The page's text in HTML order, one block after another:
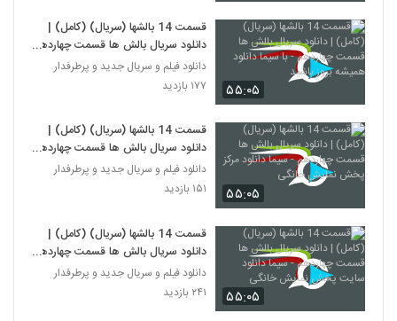
۵۵:۰۵
قسمت 14 بالشها (سریال) (کامل) |
دانلود سریال بالش ها قسمت چهاردهم
- با سیما دانلود همیشه بروز باشید
دانلود فیلم و سریال جدید و پرطرفدار
۱۷۷ بازدید
۵۵:۰۵
قسمت 14 بالشها (سریال) (کامل) |
دانلود سریال بالش ها قسمت چهاردهم
- سیما دانلود مرکز پخش نمایش
خانگی
دانلود فیلم و سریال جدید و پرطرفدار
۱۵۱ بازدید
۵۵:۰۵
قسمت 14 بالشها (سریال) (کامل) |
دانلود سریال بالش ها قسمت چهاردهم
- سیما دانلود سایت پخش نمایش
خانگی
دانلود فیلم و سریال جدید و پرطرفدار
۲۴۱ بازدید